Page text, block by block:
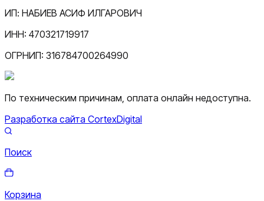
ИП: НАБИЕВ АСИФ ИЛГАРОВИЧ
ИНН: 470321719917
ОГРНИП: 316784700264990
По техническим причинам, оплата онлайн недоступна.
Разработка сайта CortexDigital
Поиск
Корзина